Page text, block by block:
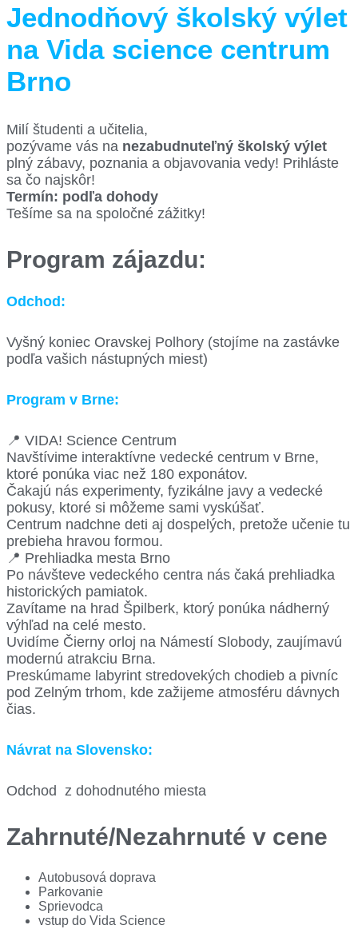
Jednodňový školský výlet
na Vida science centrum
Brno
Milí študenti a učitelia,
pozývame vás na nezabudnuteľný školský výlet
plný zábavy, poznania a objavovania vedy! Prihláste
sa čo najskôr!
Termín: podľa dohody
Tešíme sa na spoločné zážitky!
Program zájazdu:
Odchod:
Vyšný koniec Oravskej Polhory (stojíme na zastávke
podľa vašich nástupných miest)
Program v Brne:
📍 VIDA! Science Centrum
Navštívime interaktívne vedecké centrum v Brne,
ktoré ponúka viac než 180 exponátov.
Čakajú nás experimenty, fyzikálne javy a vedecké
pokusy, ktoré si môžeme sami vyskúšať.
Centrum nadchne deti aj dospelých, pretože učenie tu
prebieha hravou formou.
📍 Prehliadka mesta Brno
Po návšteve vedeckého centra nás čaká prehliadka
historických pamiatok.
Zavítame na hrad Špilberk, ktorý ponúka nádherný
výhľad na celé mesto.
Uvidíme Čierny orloj na Námestí Slobody, zaujímavú
modernú atrakciu Brna.
Preskúmame labyrint stredovekých chodieb a pivníc
pod Zelným trhom, kde zažijeme atmosféru dávnych
čias.
Návrat na Slovensko:
Odchod z dohodnutého miesta
Zahrnuté/Nezahrnuté v cene
Autobusová doprava
Parkovanie
Sprievodca
vstup do Vida Science